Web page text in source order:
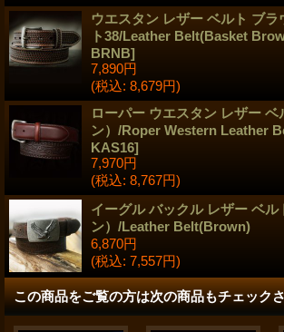
ウエスタン レザー ベルト ブラ
ト38/Leather Belt(Basket
BRNB]
7,890円
(税込: 8,679円)
ローパー ウエスタン レザー ベ
ン）/Roper Western Leather
KAS16]
7,970円
(税込: 8,767円)
イーグル バックル レザー ベル
ン）/Leather Belt(Brown)
6,870円
(税込: 7,557円)
この商品をご覧の方は次の商品もチェック